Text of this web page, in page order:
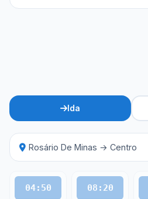
Ida
Rosário De Minas → Centro
04:50 08:20